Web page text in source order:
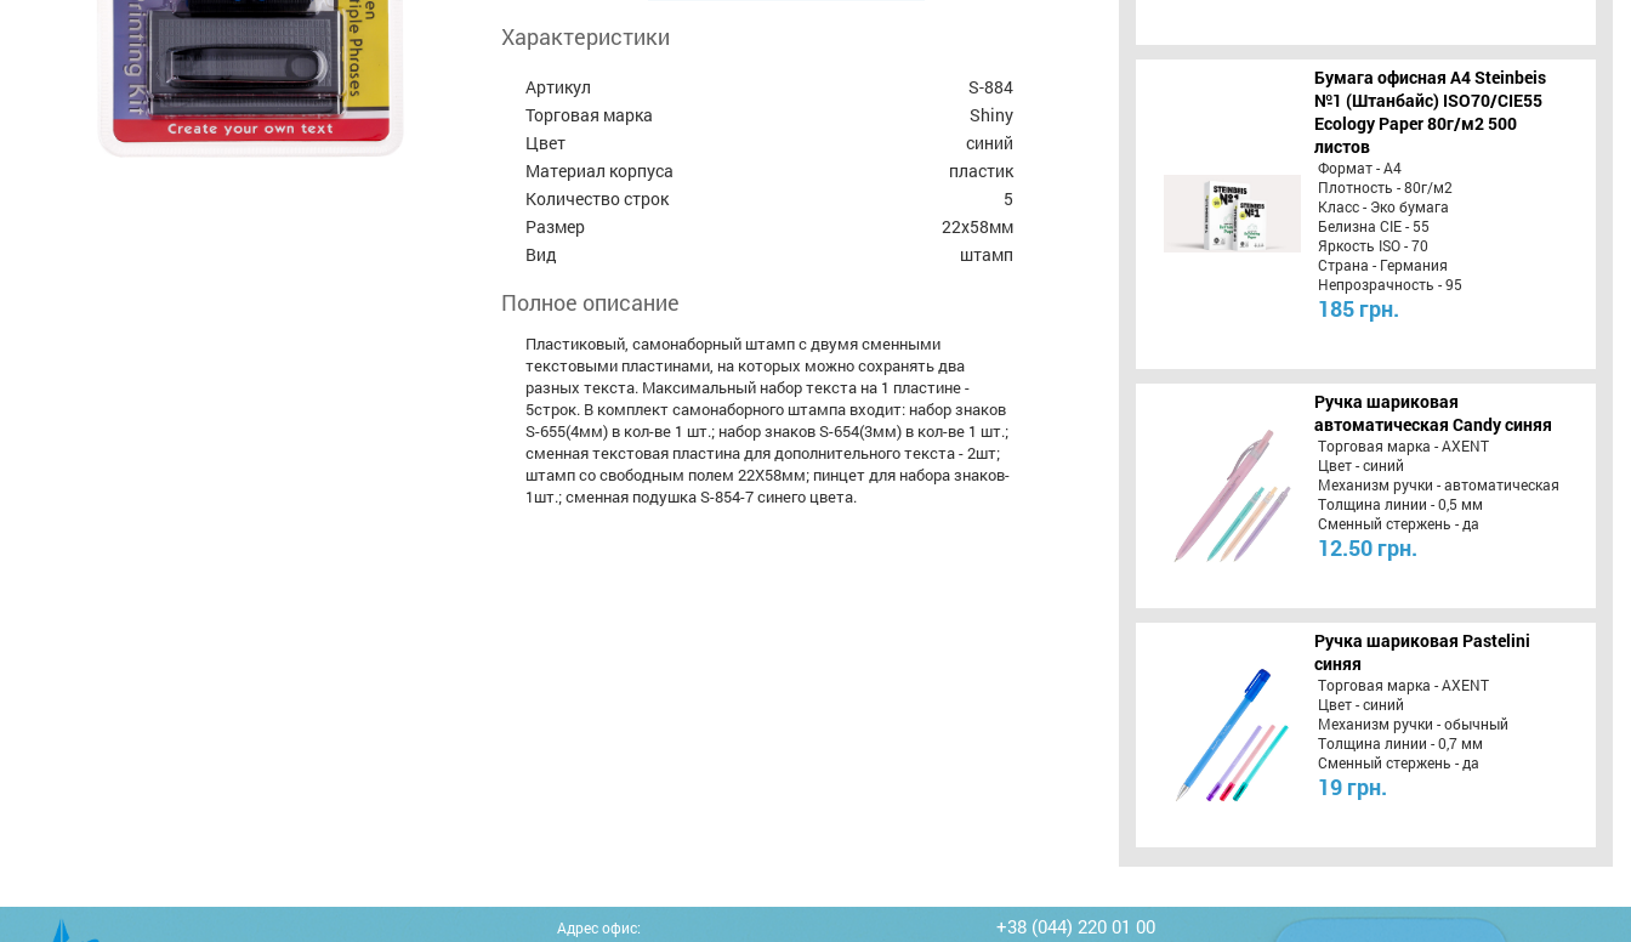
Характеристики
Артикул
S-884
Торговая марка
Shiny
Цвет
синий
Материал корпуса
пластик
Количество строк
5
Размер
22х58мм
Вид
штамп
Полное описание
Пластиковый, самонаборный штамп с двумя сменными
текстовыми пластинами, на которых можно сохранять два
разных текста. Максимальный набор текста на 1 пластине -
5строк. В комплект самонаборного штампа входит: набор знаков
S-655(4мм) в кол-ве 1 шт.; набор знаков S-654(3мм) в кол-ве 1 шт.;
сменная текстовая пластина для дополнительного текста - 2шт;
штамп со свободным полем 22Х58мм; пинцет для набора знаков-
1шт.; сменная подушка S-854-7 синего цвета.
Бумага офисная A4 Steinbeis
№1 (Штанбайс) ISO70/СІЕ55
Ecology Paper 80г/м2 500
листов
Формат - А4
Плотность - 80г/м2
Класс - Эко бумага
Белизна CIE - 55
Яркость ISO - 70
Страна - Германия
Непрозрачность - 95
185 грн.
Ручка шариковая
автоматическая Candy синяя
Торговая марка - AXENT
Цвет - синий
Механизм ручки - автоматическая
Толщина линии - 0,5 мм
Сменный стержень - да
12.50 грн.
Ручка шариковая Pastelini
синяя
Торговая марка - AXENT
Цвет - синий
Механизм ручки - обычный
Толщина линии - 0,7 мм
Сменный стержень - да
19 грн.
Адрес офис:
+38 (044) 220 01 00